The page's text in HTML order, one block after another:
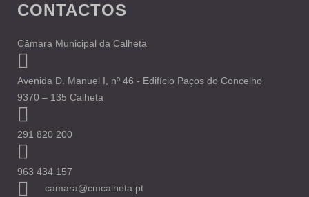
CONTACTOS
Câmara Municipal da Calheta
Avenida D. Manuel I, nº 46 - Edifício Paços do Concelho
9370 – 135 Calheta
291 820 200
963 434 157
camara@cmcalheta.pt